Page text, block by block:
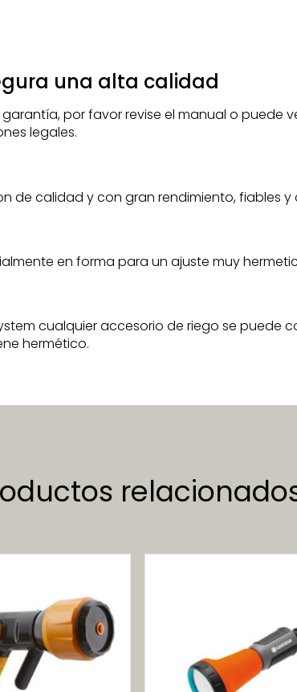
una alta calidad
por favor revise el manual o puede
legales.
de calidad y con gran rendimiento, fiables
en forma para un ajuste muy
cualquier accesorio de riego se
hermético.